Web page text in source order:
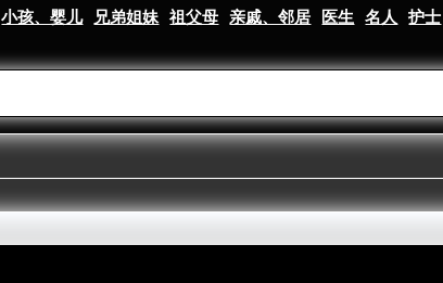
小孩、婴儿 兄弟姐妹 祖父母 亲戚、邻居 医生 名人 护士